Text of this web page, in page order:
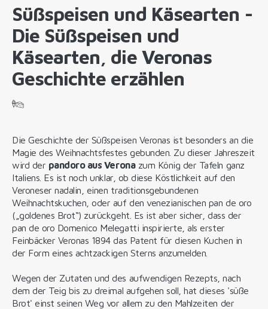
Süßspeisen und Käsearten -
Die Süßspeisen und
Käsearten, die Veronas
Geschichte erzählen
Die Geschichte der Süßspeisen Veronas ist besonders an die
Magie des Weihnachtsfestes gebunden. Zu dieser Jahreszeit
wird der pandoro aus Verona zum König der Tafeln ganz
Italiens. Es ist noch unklar, ob diese Köstlichkeit auf den
Veroneser nadalin, einen traditionsgebundenen
Weihnachtskuchen, oder auf den venezianischen pan de oro
(„goldenes Brot“) zurückgeht. Es ist aber sicher, dass der
pan de oro Domenico Melegatti inspirierte, als erster
Feinbäcker Veronas 1894 das Patent für diesen Kuchen in
der Form eines achtzackigen Sterns anzumelden.
Wegen der Zutaten und des aufwendigen Rezepts, nach
dem der Teig bis zu dreimal aufgehen soll, hat dieses 'süße
Brot' einst seinen Weg vor allem zu den Mahlzeiten der